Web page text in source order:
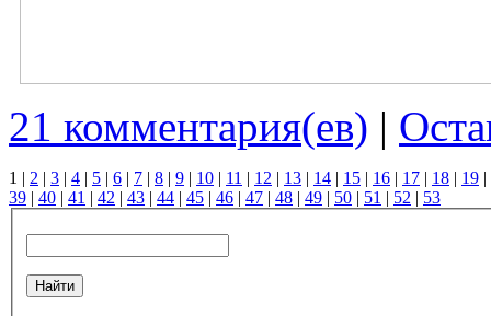
21 комментария(ев) |
1 | 2 | 3 | 4 | 5 | 6 | 7 | 8 | 9 | 10 | 11 | 12 | 13 | 14 | 15 | 16 | 17 | 18 | 19 |
39 | 40 | 41 | 42 | 43 | 44 | 45 | 46 | 47 | 48 | 49 | 50 | 51 | 52 | 53